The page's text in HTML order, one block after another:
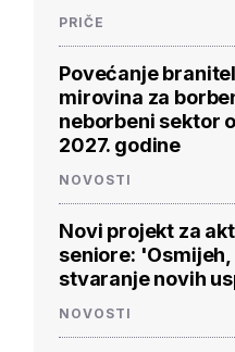
PRIČE
Povećanje
mirovina za
neborbeni sektor
2027. godine
NOVOSTI
Novi projekt za
seniore:
stvaranje novih
NOVOSTI